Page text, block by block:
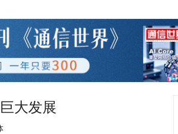
大发展